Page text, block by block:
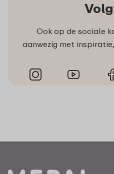
Ook op de sociale
aanwezig met